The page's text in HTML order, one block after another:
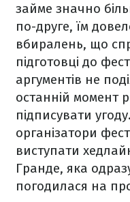
займе значно
по-друге, їм
вбиралень, що
підготовці до
аргументів не
останній момент
підписувати
організатори
виступати
Гранде, яка
погодилася на